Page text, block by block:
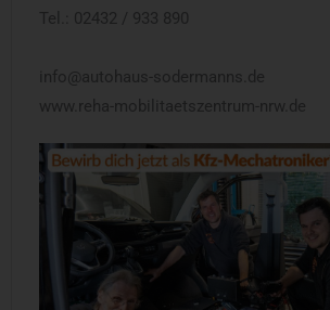
Tel.: 02432 / 933 890
info@autohaus-sodermanns.de
www.reha-mobilitaetszentrum-nrw.de